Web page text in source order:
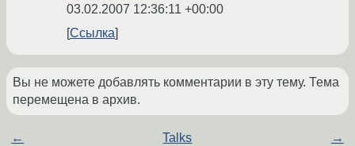
03.02.2007 12:36:11 +00:00
Ссылка
Вы не можете добавлять комментарии в эту тему. Тема
перемещена в архив.
← Talks →